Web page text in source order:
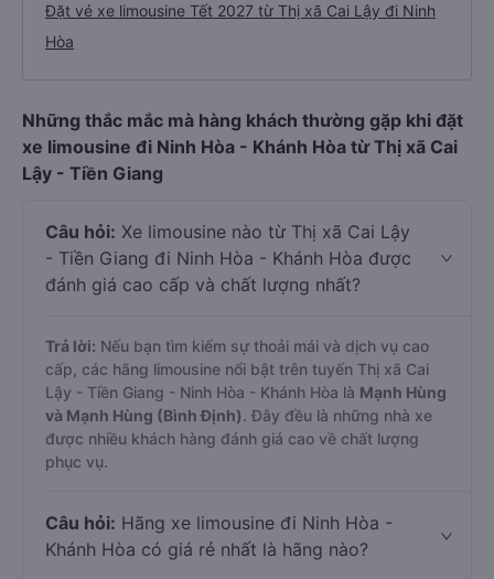
Đặt vé xe limousine Tết 2027 từ Thị xã Cai Lậy đi Ninh
Hòa
Những thắc mắc mà hàng khách thường gặp khi đặt
xe limousine đi Ninh Hòa - Khánh Hòa từ Thị xã Cai
Lậy - Tiền Giang
Câu hỏi: Xe limousine nào từ Thị xã Cai Lậy
- Tiền Giang đi Ninh Hòa - Khánh Hòa được
đánh giá cao cấp và chất lượng nhất?
Trả lời: Nếu bạn tìm kiếm sự thoải mái và dịch vụ cao
cấp, các hãng limousine nổi bật trên tuyến Thị xã Cai
Lậy - Tiền Giang - Ninh Hòa - Khánh Hòa là Mạnh Hùng
và Mạnh Hùng (Bình Định). Đây đều là những nhà xe
được nhiều khách hàng đánh giá cao về chất lượng
phục vụ.
Câu hỏi: Hãng xe limousine đi Ninh Hòa -
Khánh Hòa có giá rẻ nhất là hãng nào?